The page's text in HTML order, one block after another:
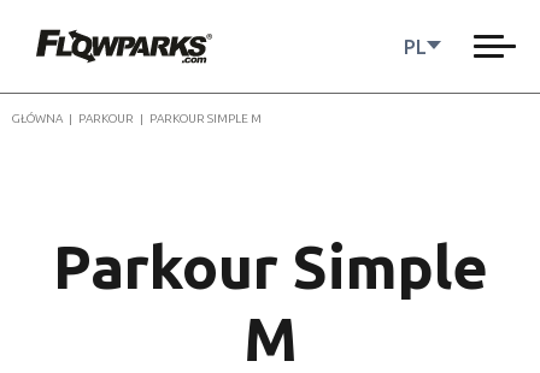
PL
GŁÓWNA | PARKOUR | PARKOUR SIMPLE M
Parkour Simple
M